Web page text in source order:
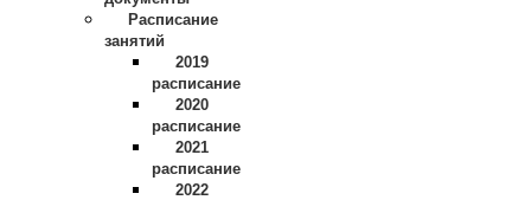
Расписание
занятий
2019
расписание
2020
расписание
2021
расписание
2022